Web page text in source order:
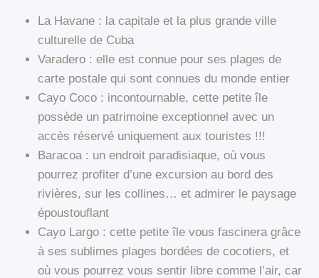
La Havane : la capitale et la plus grande ville
culturelle de Cuba
Varadero : elle est connue pour ses plages de
carte postale qui sont connues du monde entier
Cayo Coco : incontournable, cette petite île
possède un patrimoine exceptionnel avec un
accès réservé uniquement aux touristes !!!
Baracoa : un endroit paradisiaque, où vous
pourrez profiter d’une excursion au bord des
rivières, sur les collines… et admirer le paysage
époustouflant
Cayo Largo : cette petite île vous fascinera grâce
à ses sublimes plages bordées de cocotiers, et
où vous pourrez vous sentir libre comme l’air, car